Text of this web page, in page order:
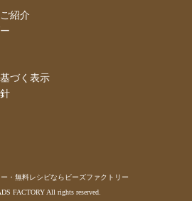
紹介
づく表示
・無料レシピならビーズファクトリー
FACTORY All rights reserved.